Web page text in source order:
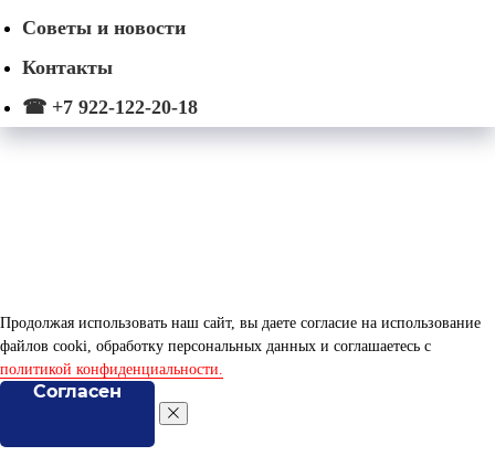
Советы и новости
Контакты
☎ +7 922-122-20-18
Продолжая использовать наш сайт, вы даете согласие на использование
файлов cooki, обработку персональных данных и соглашаетесь c
политикой конфиденциальности.
Согласен